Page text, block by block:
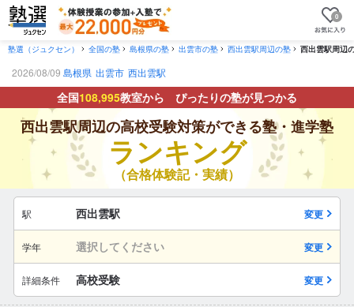
0
塾選（ジュクセン） 全国の塾 島根県の塾 出雲市の塾 西出雲駅周辺の塾 西出雲駅周辺
2026/08/09 島根県 出雲市 西出雲駅
全国108,995教室から ぴったりの塾が見つかる
西出雲駅周辺の高校受験対策ができる塾・進学塾
ランキング
（合格体験記・実績）
駅 西出雲駅 変更
学年 選択してください 変更
詳細条件 高校受験 変更